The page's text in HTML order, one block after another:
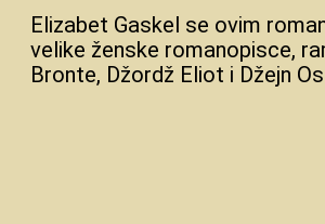
Elizabet Gaskel se ovim
velike ženske romanopisce,
Bronte, Džordž Eliot i Džejn